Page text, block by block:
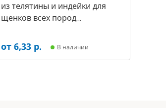
из телятины и индейки для
щенков всех пород
г (арт.-7255)
от 6,33 р. В наличии